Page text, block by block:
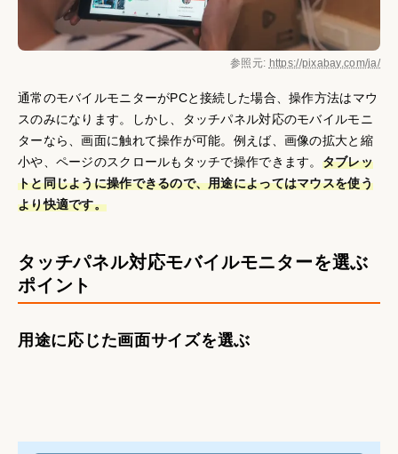
参照元: https://pixabay.com/ja/
通常のモバイルモニターがPCと接続した場合、操作方法はマウ
スのみになります。しかし、タッチパネル対応のモバイルモニ
ターなら、画面に触れて操作が可能。例えば、画像の拡大と縮
小や、ページのスクロールもタッチで操作できます。 タブレッ
トと同じように操作できるので、用途によってはマウスを使う
より快適です。
タッチパネル対応モバイルモニターを選ぶ
ポイント
用途に応じた画面サイズを選ぶ